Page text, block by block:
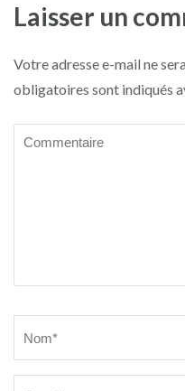
Laisser un
Votre adresse e-mail ne
obligatoires sont indiqués
Commentaire